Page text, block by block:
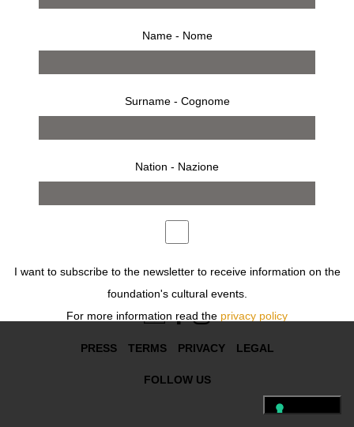
FOLLOW US
PRESS TERMS PRIVACY LEGAL
FOLLOW US
Name - Nome
Surname - Cognome
Nation - Nazione
I want to subscribe to the newsletter to receive information on the
foundation's cultural events.
For more information read the privacy policy
Per ulteriori informazioni leggi